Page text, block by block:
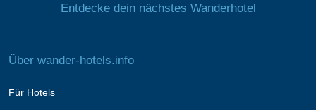
Entdecke dein nächstes Wanderhotel
Über wander-hotels.info
Für Hotels